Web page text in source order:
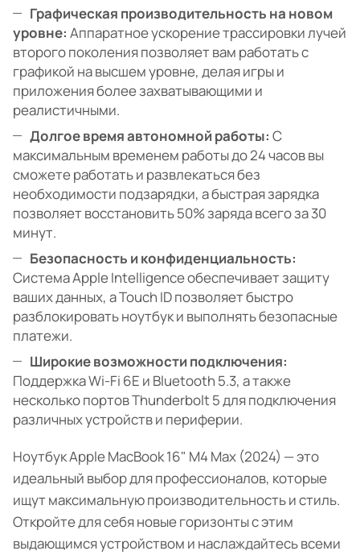
Графическая производительность на новом
уровне: Аппаратное ускорение трассировки лучей
второго поколения позволяет вам работать с
графикой на высшем уровне, делая игры и
приложения более захватывающими и
реалистичными.
Долгое время автономной работы: С
максимальным временем работы до 24 часов вы
сможете работать и развлекаться без
необходимости подзарядки, а быстрая зарядка
позволяет восстановить 50% заряда всего за 30
минут.
Безопасность и конфиденциальность:
Система Apple Intelligence обеспечивает защиту
ваших данных, а Touch ID позволяет быстро
разблокировать ноутбук и выполнять безопасные
платежи.
Широкие возможности подключения:
Поддержка Wi-Fi 6E и Bluetooth 5.3, а также
несколько портов Thunderbolt 5 для подключения
различных устройств и периферии.
Ноутбук Apple MacBook 16" M4 Max (2024) — это
идеальный выбор для профессионалов, которые
ищут максимальную производительность и стиль.
Откройте для себя новые горизонты с этим
выдающимся устройством и наслаждайтесь всеми